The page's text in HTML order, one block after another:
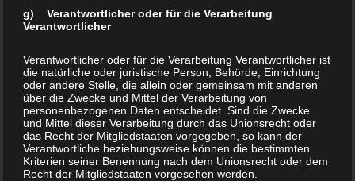
Besonderheiten eine Rolle. Daher sprechen wir auch nur
ungern von österreichischer, deutscher, italienischer oder
Große Unterschiede im Geschmakk und der
Zubereitung
Eine solche Zuordnung ist viel zu ungenau. Nahezu alle
Gerichte und Backwaren haben einen regionalen Ursprung.
g) Verantwortlicher oder für die Verarbeitung
Verantwortlicher
Verantwortlicher oder für die Verarbeitung Verantwortlicher ist
die natürliche oder juristische Person, Behörde, Einrichtung
oder andere Stelle, die allein oder gemeinsam mit anderen
über die Zwecke und Mittel der Verarbeitung von
personenbezogenen Daten entscheidet. Sind die Zwecke
und Mittel dieser Verarbeitung durch das Unionsrecht oder
das Recht der Mitgliedstaaten vorgegeben, so kann der
Verantwortliche beziehungsweise können die bestimmten
Kriterien seiner Benennung nach dem Unionsrecht oder dem
Recht der Mitgliedstaaten vorgesehen werden.